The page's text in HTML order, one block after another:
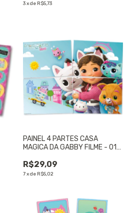
3xde R$5,73
PAINEL 4 PARTES CASA
MAGICA DA GABBY FILME - 01
R$29,09
7xde R$5,02